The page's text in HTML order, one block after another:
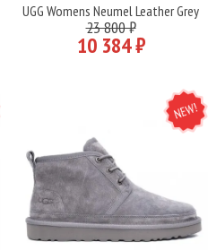
UGG Womens Neumel Leather Grey
23 800 ₽
10 384 ₽
NEW